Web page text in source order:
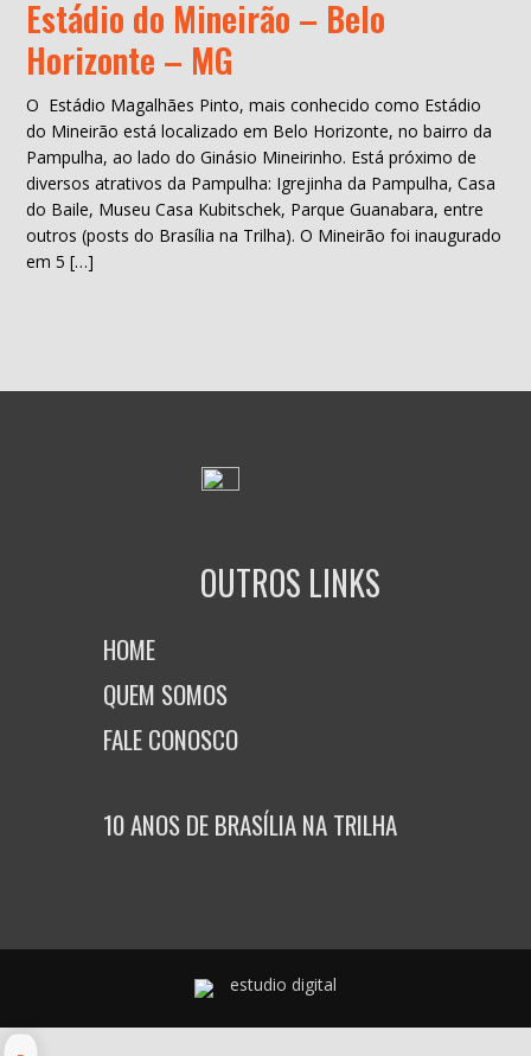
Estádio do Mineirão – Belo
Horizonte – MG
O Estádio Magalhães Pinto, mais conhecido como Estádio
do Mineirão está localizado em Belo Horizonte, no bairro da
Pampulha, ao lado do Ginásio Mineirinho. Está próximo de
diversos atrativos da Pampulha: Igrejinha da Pampulha, Casa
do Baile, Museu Casa Kubitschek, Parque Guanabara, entre
outros (posts do Brasília na Trilha). O Mineirão foi inaugurado
em 5 […]
OUTROS LINKS
HOME
QUEM SOMOS
FALE CONOSCO
10 ANOS DE BRASÍLIA NA TRILHA
estudio digital